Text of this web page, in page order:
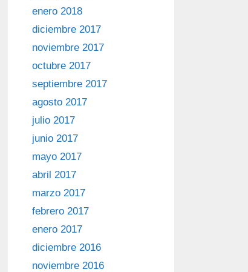
enero 2018
diciembre 2017
noviembre 2017
octubre 2017
septiembre 2017
agosto 2017
julio 2017
junio 2017
mayo 2017
abril 2017
marzo 2017
febrero 2017
enero 2017
diciembre 2016
noviembre 2016